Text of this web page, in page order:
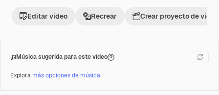
Editar vídeo Recrear Crear proyecto de vídeo
Música sugerida para este vídeo
Explora más opciones de música